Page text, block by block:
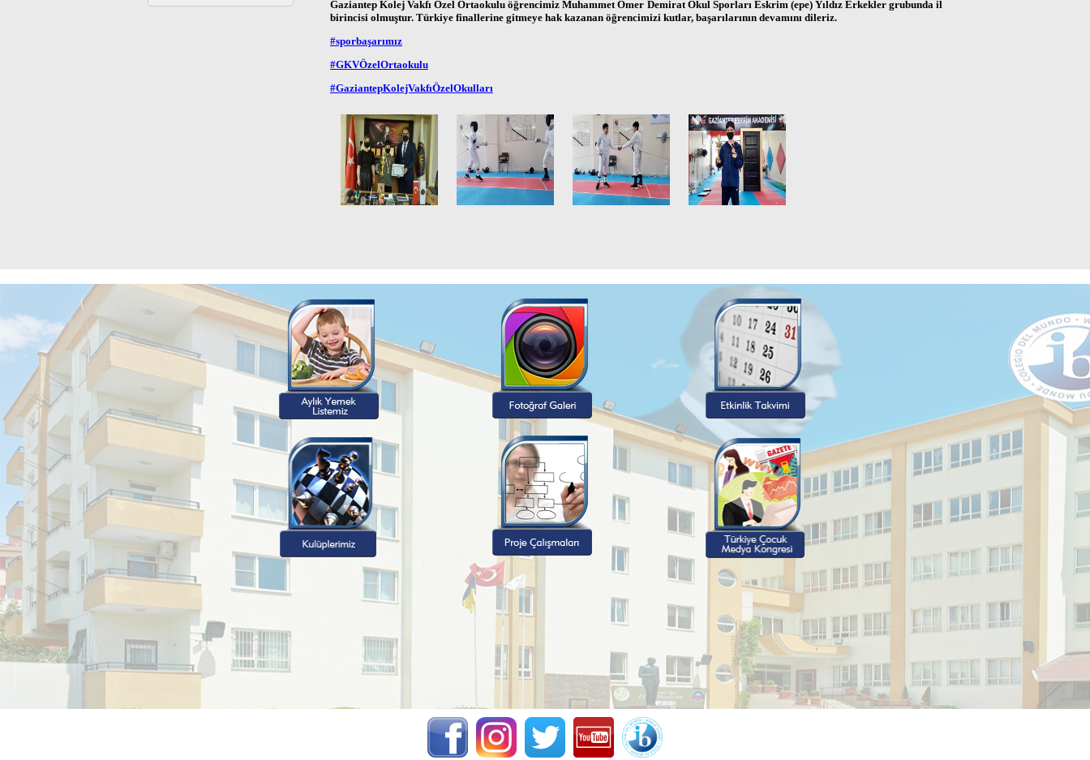
Gaziantep Kolej Vakfı Özel Ortaokulu öğrencimiz Muhammet Ömer Demirat Okul Sporları Eskrim (epe) Yıldız Erkekler grubunda il
birincisi olmuştur. Türkiye finallerine gitmeye hak kazanan öğrencimizi kutlar, başarılarının devamını dileriz.
#sporbaşarımız
#GKVÖzelOrtaokulu
#GaziantepKolejVakfıÖzelOkulları